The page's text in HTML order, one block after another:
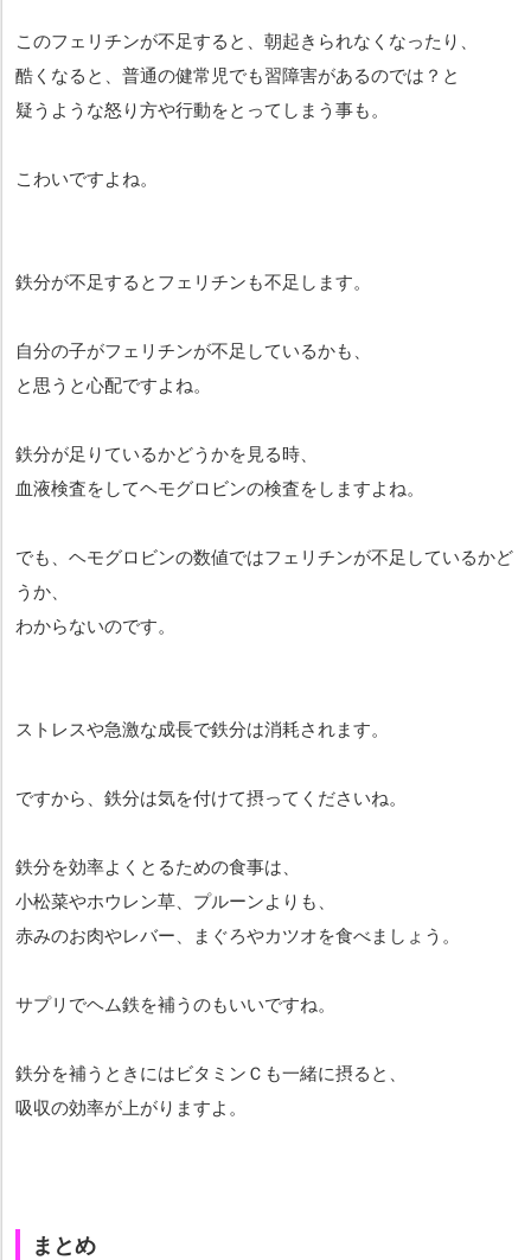
このフェリチンが不足すると、朝起きられなくなったり、
酷くなると、普通の健常児でも習障害があるのでは？と
疑うような怒り方や行動をとってしまう事も。
こわいですよね。
鉄分が不足するとフェリチンも不足します。
自分の子がフェリチンが不足しているかも、
と思うと心配ですよね。
鉄分が足りているかどうかを見る時、
血液検査をしてヘモグロビンの検査をしますよね。
でも、ヘモグロビンの数値ではフェリチンが不足しているかど
うか、
わからないのです。
ストレスや急激な成長で鉄分は消耗されます。
ですから、鉄分は気を付けて摂ってくださいね。
鉄分を効率よくとるための食事は、
小松菜やホウレン草、プルーンよりも、
赤みのお肉やレバー、まぐろやカツオを食べましょう。
サプリでヘム鉄を補うのもいいですね。
鉄分を補うときにはビタミンＣも一緒に摂ると、
吸収の効率が上がりますよ。
まとめ